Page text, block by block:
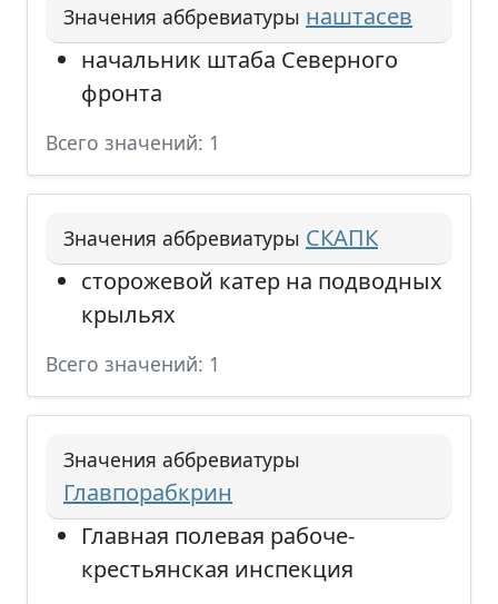
Значения аббревиатуры наштасев
начальник штаба Северного
фронта
Всего значений: 1
Значения аббревиатуры СКАПК
сторожевой катер на подводных
крыльях
Всего значений: 1
Значения аббревиатуры
Главпорабкрин
Главная полевая рабоче-
крестьянская инспекция